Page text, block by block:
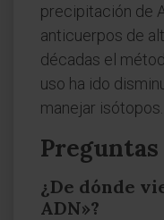
precipitación de
anticuerpos de
décadas el
uso ha ido
manejar isótopos.
¿De dónde
ADN»?